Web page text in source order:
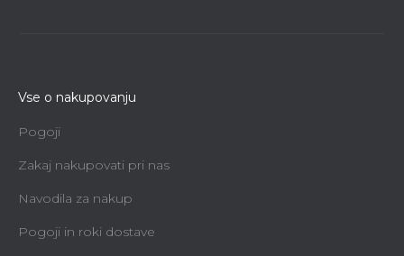
Vse o nakupovanju
Pogoji
Zakaj nakupovati pri nas
Navodila za nakup
Pogoji in roki dostave